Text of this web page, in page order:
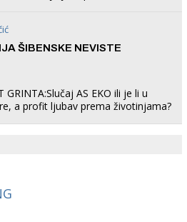
ŠIBENSKE NEVISTE
GRINTA:Slučaj AS EKO ili je li u
a profit ljubav prema životinjama?